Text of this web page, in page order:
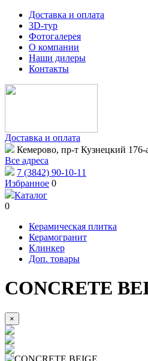
Доставка и оплата
3D-тур
Фотогалерея
О компании
Наши дилеры
Контакты
Доставка и оплата
Кемерово, пр-т Кузнецкий 176-
Все адреса
7 (3842) 90-10-11
Избранное 0
Каталог
0
Керамическая плитка
Керамогранит
Клинкер
Доп. товары
CONCRETE
×